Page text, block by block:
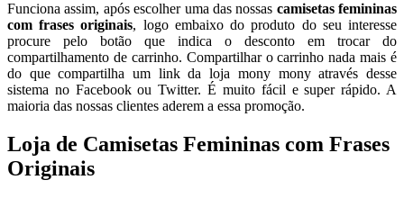
Funciona assim, após escolher uma das nossas camisetas femininas
com frases originais, logo embaixo do produto do seu interesse
procure pelo botão que indica o desconto em trocar do
compartilhamento de carrinho. Compartilhar o carrinho nada mais é
do que compartilha um link da loja mony mony através desse
sistema no Facebook ou Twitter. É muito fácil e super rápido. A
maioria das nossas clientes aderem a essa promoção.
Loja de Camisetas Femininas com Frases
Originais